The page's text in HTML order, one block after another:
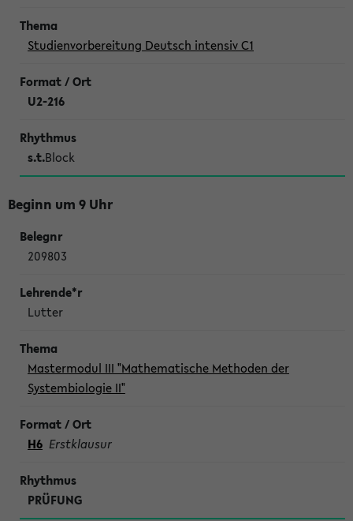
Studienvorbereitung Deutsch intensiv C1
U2-216
s.t.Block
Beginn um 9 Uhr
209803
Lutter
Mastermodul III "Mathematische Methoden der
Systembiologie II"
H6 Erstklausur
PRÜFUNG